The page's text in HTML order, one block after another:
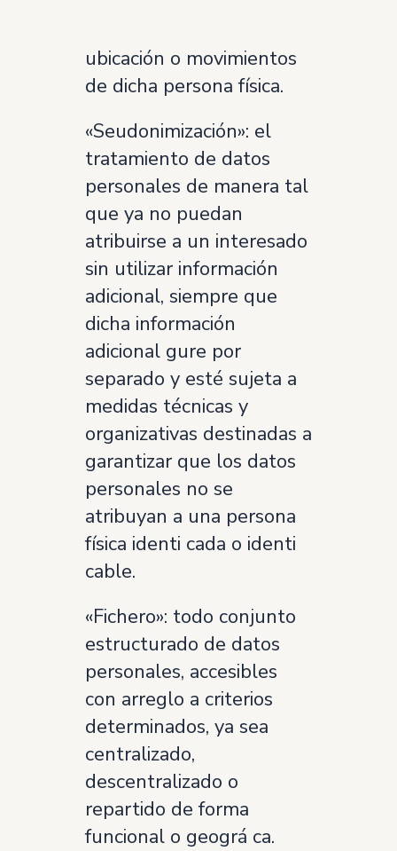
ubicación o movimientos
de dicha persona física.
«Seudonimización»: el
tratamiento de datos
personales de manera tal
que ya no puedan
atribuirse a un interesado
sin utilizar información
adicional, siempre que
dicha información
adicional gure por
separado y esté sujeta a
medidas técnicas y
organizativas destinadas a
garantizar que los datos
personales no se
atribuyan a una persona
física identi cada o identi
cable.
«Fichero»: todo conjunto
estructurado de datos
personales, accesibles
con arreglo a criterios
determinados, ya sea
centralizado,
descentralizado o
repartido de forma
funcional o geográ ca.